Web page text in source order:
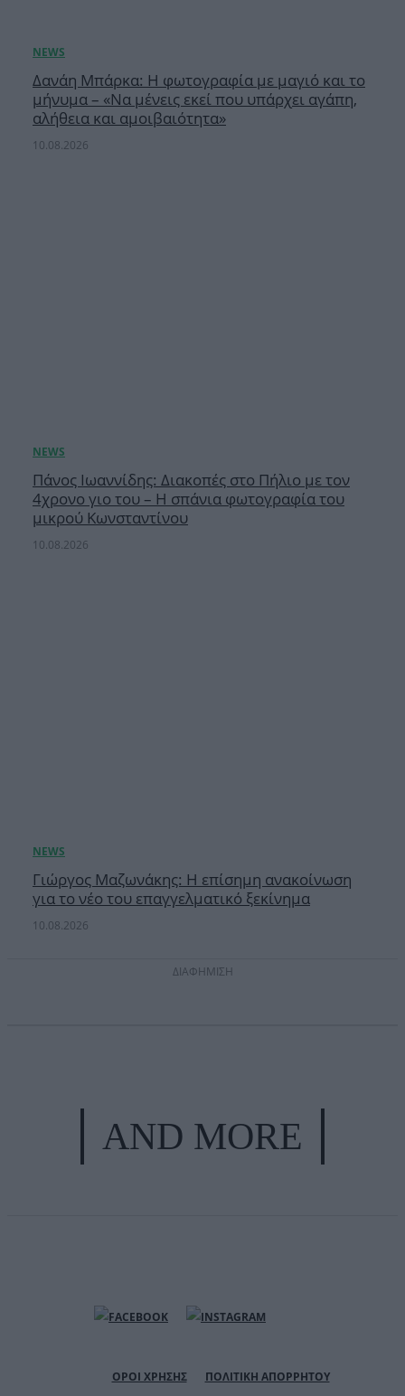
Δανάη Μπάρκα: Η φωτογραφία με μαγιό και το
μήνυμα – «Να μένεις εκεί που υπάρχει αγάπη,
αλήθεια και αμοιβαιότητα»
10.08.2026
Πάνος Ιωαννίδης: Διακοπές στο Πήλιο με τον
4χρονο γιο του – Η σπάνια φωτογραφία του
μικρού Κωνσταντίνου
10.08.2026
Γιώργος Μαζωνάκης: Η επίσημη ανακοίνωση
για το νέο του επαγγελματικό ξεκίνημα
10.08.2026
ΔΙΑΦΗΜΙΣΗ
AND MORE
ΟΡΟΙ ΧΡΗΣΗΣ ΠΟΛΙΤΙΚΗ ΑΠΟΡΡΗΤΟΥ